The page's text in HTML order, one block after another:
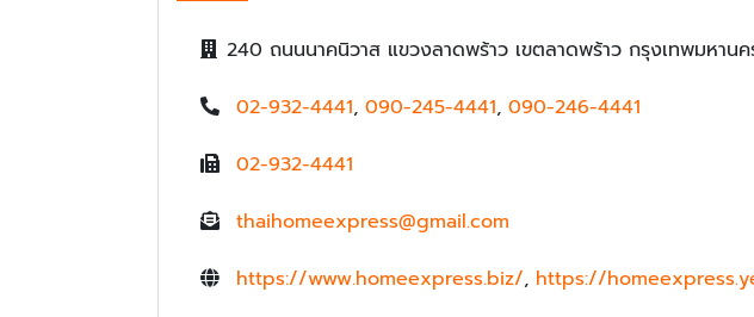
240 ถนนนาคนิวาส แขวงลาดพร้าว เขตลาดพร้าว กรุงเทพมหาน
02-932-4441, 090-245-4441, 090-246-4441
02-932-4441
thaihomeexpress@gmail.com
https://www.homeexpress.biz/, https://